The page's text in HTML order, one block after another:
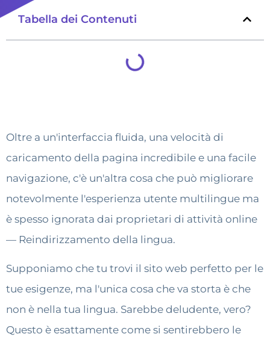
Tabella dei Contenuti
Oltre a un'interfaccia fluida, una velocità di
caricamento della pagina incredibile e una facile
navigazione, c'è un'altra cosa che può migliorare
notevolmente l'esperienza utente multilingue ma
è spesso ignorata dai proprietari di attività online
— Reindirizzamento della lingua.
Supponiamo che tu trovi il sito web perfetto per le
tue esigenze, ma l'unica cosa che va storta è che
non è nella tua lingua. Sarebbe deludente, vero?
Questo è esattamente come si sentirebbero le